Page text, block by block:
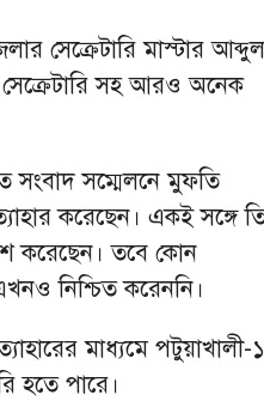
সেক্রেটারি মাস্টার
সহ আরও অনেক
সংবাদ সম্মেলনে মুফতি
করেছেন। একই সঙ্গে
করেছেন। তবে কোন
নিশ্চিত করেননি।
মাধ্যমে পটুয়াখালী-১
হতে পারে।